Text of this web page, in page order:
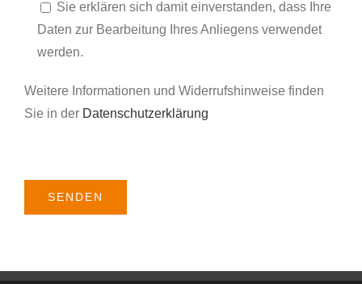
Sie erklären sich damit einverstanden, dass Ihre
Daten zur Bearbeitung Ihres Anliegens verwendet
werden.
Weitere Informationen und Widerrufshinweise finden
Sie in der Datenschutzerklärung